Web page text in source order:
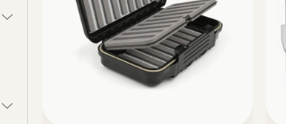
Vad än dina specifika krav är inom
Förvaring. Lita på oss när det handlar
Upptäck nu vårt sortiment inom Förvaring!